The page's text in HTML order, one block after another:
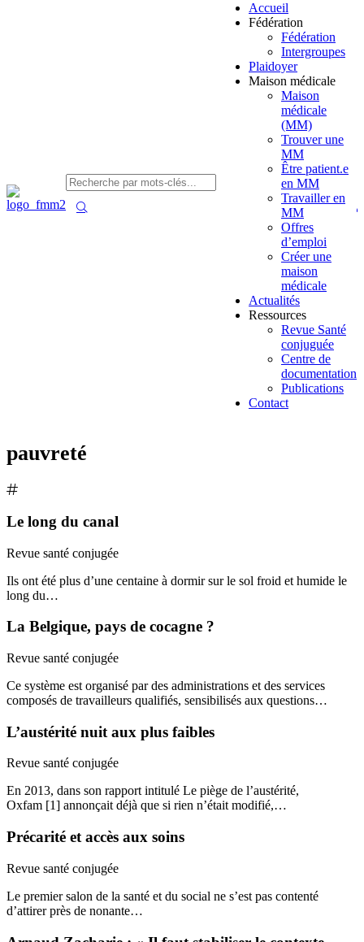
Accueil
Fédération
Fédération
Intergroupes
Plaidoyer
Maison médicale
Maison
médicale
(MM)
Trouver une
MM
Être patient.e
en MM
Travailler en
MM
Offres
d’emploi
Créer une
maison
médicale
Actualités
Ressources
Revue Santé
conjuguée
Centre de
documentation
Publications
Contact
pauvreté
Le long du canal
Revue santé conjugée
Ils ont été plus d’une centaine à dormir sur le sol froid et humide le
long du…
La Belgique, pays de cocagne ?
Revue santé conjugée
Ce système est organisé par des administrations et des services
composés de travailleurs qualifiés, sensibilisés aux questions…
L’austérité nuit aux plus faibles
Revue santé conjugée
En 2013, dans son rapport intitulé Le piège de l’austérité,
Oxfam [1] annonçait déjà que si rien n’était modifié,…
Précarité et accès aux soins
Revue santé conjugée
Le premier salon de la santé et du social ne s’est pas contenté
d’attirer près de nonante…